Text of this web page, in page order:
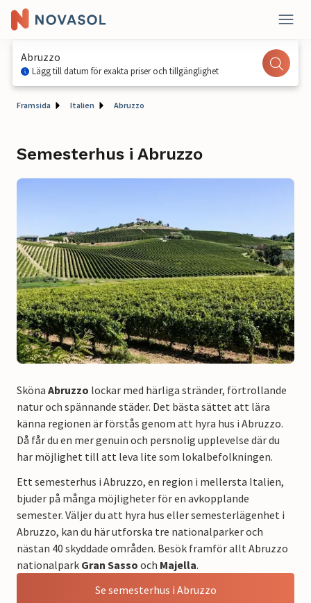
Abruzzo
Lägg till datum för exakta priser och tillgänglighet
Framsida Italien Abruzzo
Semesterhus i Abruzzo
Sköna Abruzzo lockar med härliga stränder, förtrollande
natur och spännande städer. Det bästa sättet att lära
känna regionen är förstås genom att hyra hus i Abruzzo.
Då får du en mer genuin och persnolig upplevelse där du
har möjlighet till att leva lite som lokalbefolkningen.
Ett semesterhus i Abruzzo, en region i mellersta Italien,
bjuder på många möjligheter för en avkopplande
semester. Väljer du att hyra hus eller semesterlägenhet i
Abruzzo, kan du här utforska tre nationalparker och
nästan 40 skyddade områden. Besök framför allt Abruzzo
nationalpark Gran Sasso och Majella.
Se semesterhus i Abruzzo